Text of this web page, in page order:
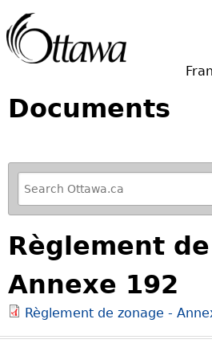
Documents
R
e
f
i
n
e
y
o
u
Règlement
Annexe 192
Règlement de zonage -